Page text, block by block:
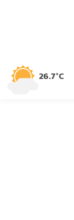
26.7°C